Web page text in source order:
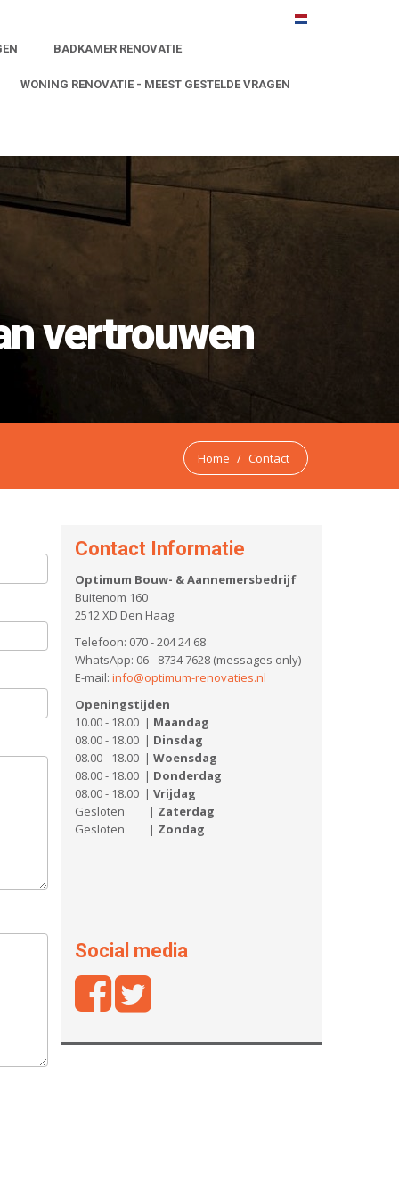
BADKAMER RENOVATIE
WONING RENOVATIE - MEEST GESTELDE VRAGEN
vertrouwen
Home Contact
Contact Informatie
Optimum Bouw- & Aannemersbedrijf
Buitenom 160
2512 XD Den Haag
Telefoon: 070 - 204 24 68
WhatsApp: 06 - 8734 7628 (messages only)
E-mail: info@optimum-renovaties.nl
Openingstijden
10.00 - 18.00 | Maandag
08.00 - 18.00 | Dinsdag
08.00 - 18.00 | Woensdag
08.00 - 18.00 | Donderdag
08.00 - 18.00 | Vrijdag
Gesloten | Zaterdag
Gesloten | Zondag
Social media